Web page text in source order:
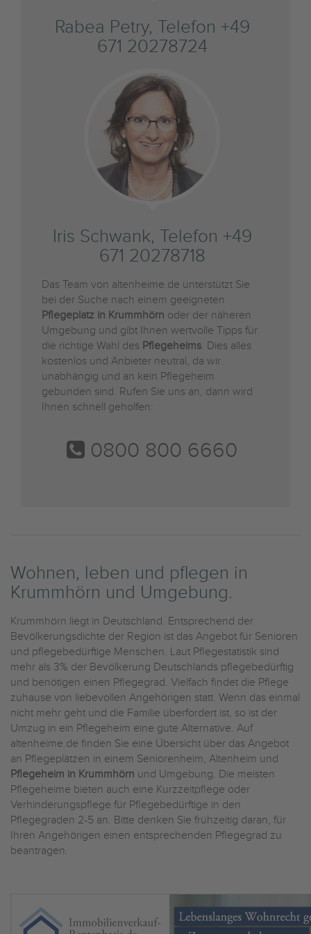
Rabea Petry, Telefon +49
671 20278724
Iris Schwank, Telefon +49
671 20278718
Das Team von altenheime.de unterstützt Sie
bei der Suche nach einem geeigneten
Pflegeplatz in Krummhörn oder der näheren
Umgebung und gibt Ihnen wertvolle Tipps für
die richtige Wahl des Pflegeheims. Dies alles
kostenlos und Anbieter neutral, da wir
unabhängig und an kein Pflegeheim
gebunden sind. Rufen Sie uns an, dann wird
Ihnen schnell geholfen:
0800 800 6660
Wohnen, leben und pflegen in
Krummhörn und Umgebung.
Krummhörn liegt in Deutschland. Entsprechend der
Bevölkerungsdichte der Region ist das Angebot für Senioren
und pflegebedürftige Menschen. Laut Pflegestatistik sind
mehr als 3% der Bevölkerung Deutschlands pflegebedürftig
und benötigen einen Pflegegrad. Vielfach findet die Pflege
zuhause von liebevollen Angehörigen statt. Wenn das einmal
nicht mehr geht und die Familie überfordert ist, so ist der
Umzug in ein Pflegeheim eine gute Alternative. Auf
altenheime.de finden Sie eine Übersicht über das Angebot
an Pflegeplätzen in einem Seniorenheim, Altenheim und
Pflegeheim in Krummhörn und Umgebung. Die meisten
Pflegeheime bieten auch eine Kurzzeitpflege oder
Verhinderungspflege für Pflegebedürftige in den
Pflegegraden 2-5 an. Bitte denken Sie frühzeitig daran, für
Ihren Angehörigen einen entsprechenden Pflegegrad zu
beantragen.